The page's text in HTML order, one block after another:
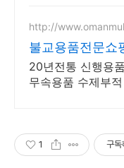
http://
불교용품전문쇼
20년전통 신행용
1 구독